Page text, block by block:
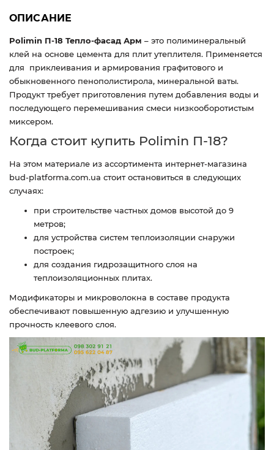
ОПИСАНИЕ
Polimin П-18 Тепло-фасад Арм – это полиминеральный
клей на основе цемента для плит утеплителя. Применяется
для приклеивания и армирования графитового и
обыкновенного пенополистирола, минеральной ваты.
Продукт требует приготовления путем добавления воды и
последующего перемешивания смеси низкооборотистым
миксером.
Когда стоит купить Polimin П-18?
На этом материале из ассортимента интернет-магазина
bud-platforma.com.ua стоит остановиться в следующих
случаях:
при строительстве частных домов высотой до 9
метров;
для устройства систем теплоизоляции снаружи
построек;
для создания гидрозащитного слоя на
теплоизоляционных плитах.
Модификаторы и микроволокна в составе продукта
обеспечивают повышенную адгезию и улучшенную
прочность клеевого слоя.